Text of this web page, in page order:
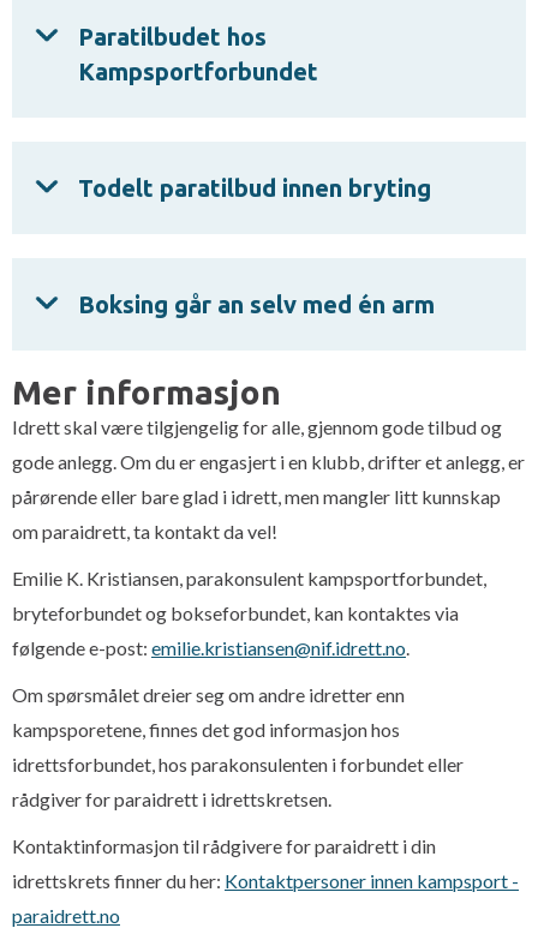
Paratilbudet hos
Kampsportforbundet
Todelt paratilbud innen bryting
Boksing går an selv med én arm
Mer informasjon
Idrett skal være tilgjengelig for alle, gjennom gode tilbud og
gode anlegg. Om du er engasjert i en klubb, drifter et anlegg, er
pårørende eller bare glad i idrett, men mangler litt kunnskap
om paraidrett, ta kontakt da vel!
Emilie K. Kristiansen, parakonsulent kampsportforbundet,
bryteforbundet og bokseforbundet, kan kontaktes via
følgende e-post: emilie.kristiansen@nif.idrett.no.
Om spørsmålet dreier seg om andre idretter enn
kampsporetene, finnes det god informasjon hos
idrettsforbundet, hos parakonsulenten i forbundet eller
rådgiver for paraidrett i idrettskretsen.
Kontaktinformasjon til rådgivere for paraidrett i din
idrettskrets finner du her: Kontaktpersoner innen kampsport -
paraidrett.no